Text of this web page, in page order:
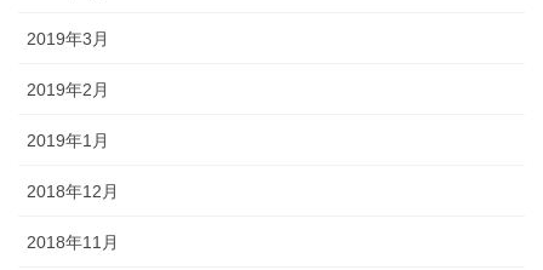
2019年3月
2019年2月
2019年1月
2018年12月
2018年11月